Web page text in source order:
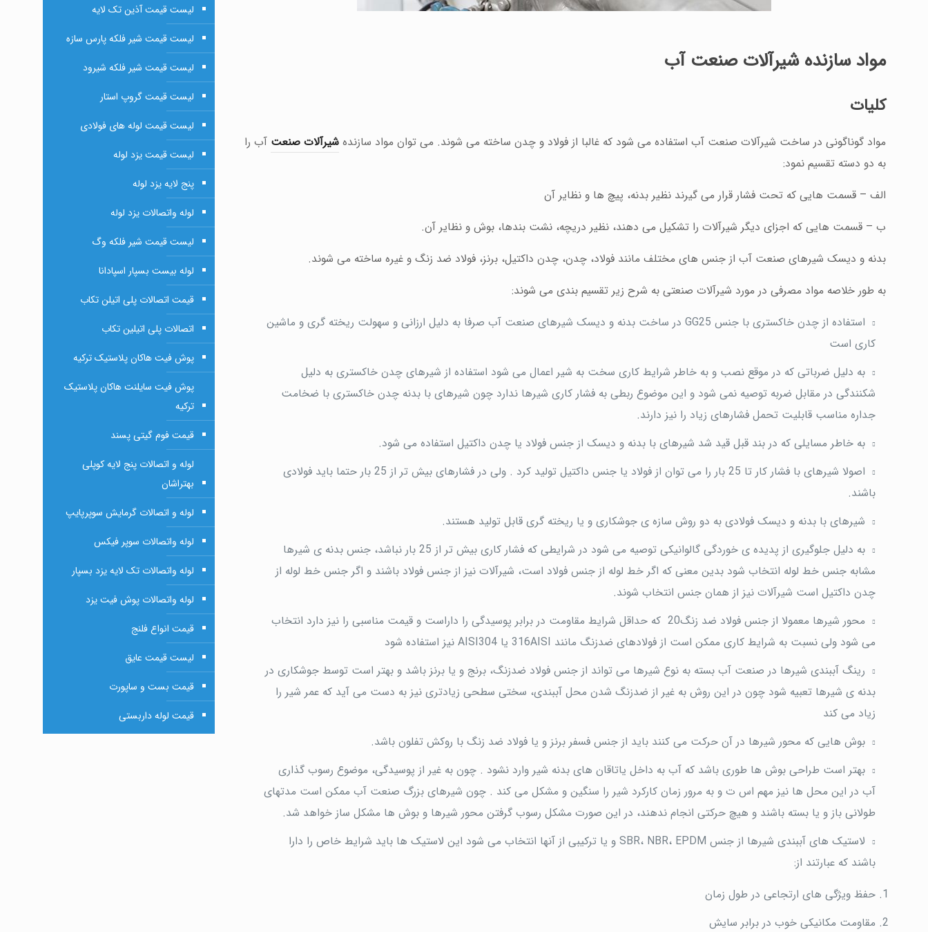
مواد سازنده شیرآلات صنعت آب
کلیات
مواد گوناگونی در ساخت شیرآلات صنعت آب استفاده می شود که غالبا از فولاد و چدن ساخته می شوند. می توان مواد سازندهشیرآلات صنعت آب را
به دو دسته تقسیم نمود:
الف – قسمت هایی که تحت فشار قرار می گیرند نظیر بدنه، پیچ ها و نظایر آن
ب – قسمت هایی که اجزای دیگر شیرآلات را تشکیل می دهند، نظیر دریچه، نشت بندها، بوش و نظایر آن.
بدنه و دیسک شیرهای صنعت آب از جنس های مختلف مانند فولاد، چدن، چدن داکتیل، برنز، فولاد ضد زنگ و غیره ساخته می شوند.
به طور خلاصه مواد مصرفی در مورد شیرآلات صنعتی به شرح زیر تقسیم بندی می شوند:
استفاده از چدن خاکستری با جنس GG25 در ساخت بدنه و دیسک شیرهای صنعت آب صرفا به دلیل ارزانی و سهولت ریخته گری و ماشین
کاری است
به دلیل ضرباتی که در موقع نصب و به خاطر شرایط کاری سخت به شیر اعمال می شود استفاده از شیرهای چدن خاکستری به دلیل
شکنندگی در مقابل ضربه توصیه نمی شود و این موضوع ربطی به فشار کاری شیرها ندارد چون شیرهای با بدنه چدن خاکستری با ضخامت
جداره مناسب قابلیت تحمل فشارهای زیاد را نیز دارند.
به خاطر مسایلی که در بند قبل قید شد شیرهای با بدنه و دیسک از جنس فولاد یا چدن داکتیل استفاده می شود.
اصولا شیرهای با فشار کار تا 25 بار را می توان از فولاد یا جنس داکتیل تولید کرد . ولی در فشارهای بیش تر از 25 بار حتما باید فولادی
باشند.
شیرهای با بدنه و دیسک فولادی به دو روش سازه ی جوشکاری و یا ریخته گری قابل تولید هستند.
به دلیل جلوگیری از پدیده ی خوردگی گالوانیکی توصیه می شود در شرایطی که فشار کاری بیش تر از 25 بار نباشد، جنس بدنه ی شیرها
مشابه جنس خط لوله انتخاب شود بدین معنی که اگر خط لوله از جنس فولاد است، شیرآلات نیز از جنس فولاد باشند و اگر جنس خط لوله از
چدن داکتیل است شیرآلات نیز از همان جنس انتخاب شوند.
محور شیرها معمولا از جنس فولاد ضد زنگ20 که حداقل شرایط مقاومت در برابر پوسیدگی را داراست و قیمت مناسبی را نیز دارد انتخاب
می شود ولی نسبت به شرایط کاری ممکن است از فولادهای ضدزنگ مانند 316AISI یا AISI304 نیز استفاده شود
رینگ آببندی شیرها در صنعت آب بسته به نوع شیرها می تواند از جنس فولاد ضدزنگ، برنج و یا برنز باشد و بهتر است توسط جوشکاری در
بدنه ی شیرها تعبیه شود چون در این روش به غیر از ضدزنگ شدن محل آببندی، سختی سطحی زیادتری نیز به دست می آید که عمر شیر را
زیاد می کند
بوش هایی که محور شیرها در آن حرکت می کنند باید از جنس فسفر برنز و یا فولاد ضد زنگ با روکش تفلون باشد.
بهتر است طراحی بوش ها طوری باشد که آب به داخل یاتاقان های بدنه شیر وارد نشود . چون به غیر از پوسیدگی، موضوع رسوب گذاری
آب در این محل ها نیز مهم اس ت و به مرور زمان کارکرد شیر را سنگین و مشکل می کند . چون شیرهای بزرگ صنعت آب ممکن است مدتهای
طولانی باز و یا بسته باشند و هیچ حرکتی انجام ندهند، در این صورت مشکل رسوب گرفتن محور شیرها و بوش ها مشکل ساز خواهد شد.
لاستیک های آببندی شیرها از جنس SBR، NBR، EPDM و یا ترکیبی از آنها انتخاب می شود این لاستیک ها باید شرایط خاص را دارا
باشند که عبارتند از:
حفظ ویژگی های ارتجاعی در طول زمان
مقاومت مکانیکی خوب در برابر سایش
لیست قیمت آذین تک لایه
لیست قیمت شیر فلکه پارس سازه
لیست قیمت شیر فلکه شیرود
لیست قیمت گروپ استار
لیست قیمت لوله های فولادی
لیست قیمت یزد لوله
پنج لایه یزد لوله
لوله واتصالات یزد لوله
لیست قیمت شیر فلکه وگ
لوله بیست بسپار اسپادانا
قیمت اتصالات پلی اتیلن تکاب
اتصالات پلی اتیلین تکاب
پوش فیت هاکان پلاستیک ترکیه
پوش فیت سایلنت هاکان پلاستیک
ترکیه
قیمت فوم گیتی پسند
لوله و اتصالات پنج لایه کوپلی
بهتراشان
لوله و اتصالات گرمایش سوپرپایپ
لوله واتصالات سوپر فیکس
لوله واتصالات تک لایه یزد بسپار
لوله واتصالات پوش فیت یزد
قیمت انواع فلنج
لیست قیمت عایق
قیمت بست و ساپورت
قیمت لوله داربستی